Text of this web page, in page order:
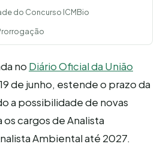
do Concurso ICMBio
no Diário Oficial da União
de junho, estende o prazo da
a possibilidade de novas
cargos de Analista
Ambiental até 2027.